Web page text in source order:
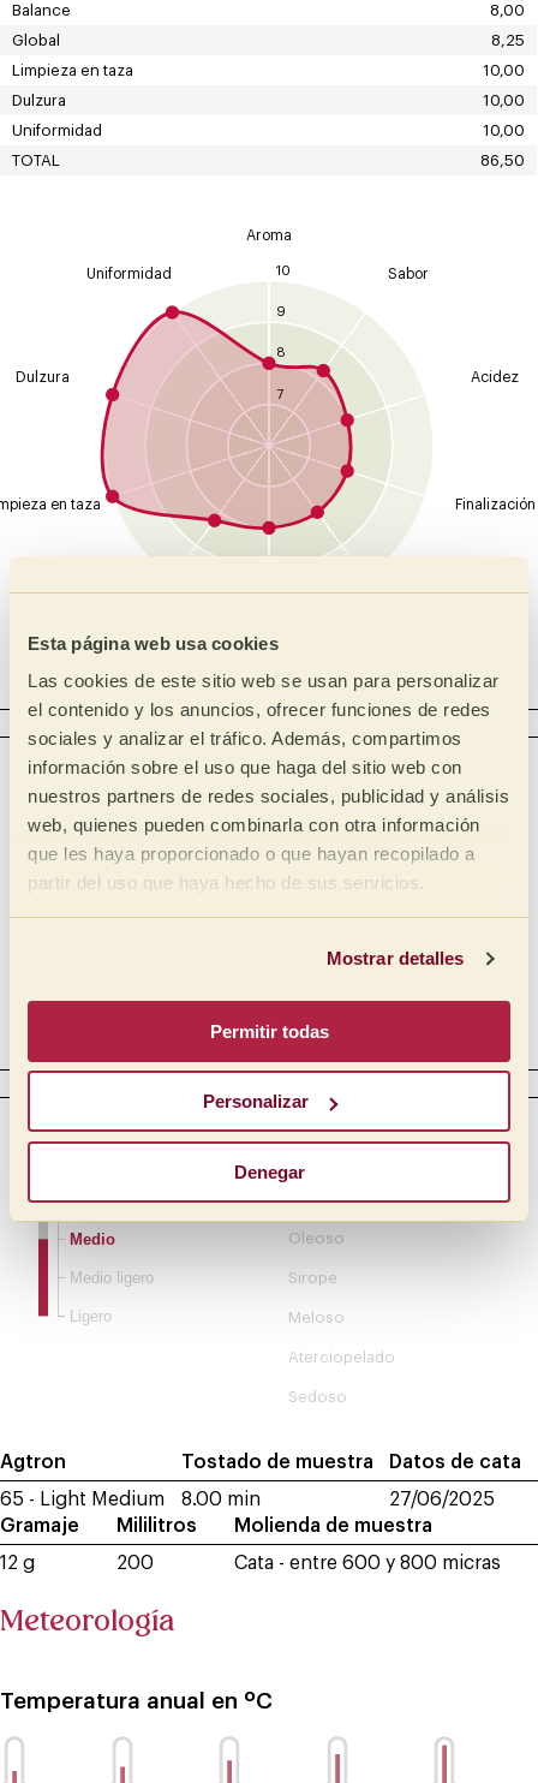
Esta página web usa cookies
Las cookies de este sitio web se usan para personalizar
el contenido y los anuncios, ofrecer funciones de redes
sociales y analizar el tráfico. Además, compartimos
información sobre el uso que haga del sitio web con
nuestros partners de redes sociales, publicidad y análisis
web, quienes pueden combinarla con otra información
que les haya proporcionado o que hayan recopilado a
partir del uso que haya hecho de sus servicios.
Mostrar detalles
Permitir todas
Personalizar
Denegar
Balance
8,00
Global
8,25
Limpieza en taza
10,00
Dulzura
10,00
Uniformidad
10,00
TOTAL
86,50
10
9
8
7
Aroma
Sabor
Acidez
Finalización
Balance
en taza
Dulzura
Uniformidad
ACIDEZ
Intensidad
Media Baja
Media
Media Alta
Alta
Tipo
Málico
Cítrico
Fosfórico
Tartárico
Complejo
Intensidad
Ligero
Medio ligero
Medio
Medio lleno
Táctil
Mantequilloso
Oleoso
Sirope
Meloso
Aterciopelado
Sedoso
Agtron
65 - Light Medium
Tostado de muestra
8.00 min
Datos de cata
27/06/2025
Gramaje
12 g
Mililitros
200
Molienda de muestra
Cata - entre 600 y 800 micras
Meteorología
Temperatura anual en ºC